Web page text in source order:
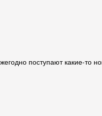
поступают какие-то